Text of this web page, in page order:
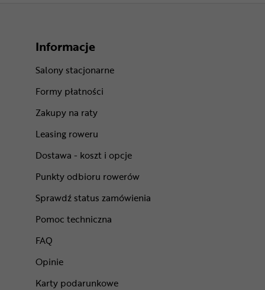
Informacje
Salony stacjonarne
Formy płatności
Zakupy na raty
Leasing roweru
Dostawa - koszt i opcje
Punkty odbioru rowerów
Sprawdź status zamówienia
Pomoc techniczna
FAQ
Opinie
Karty podarunkowe